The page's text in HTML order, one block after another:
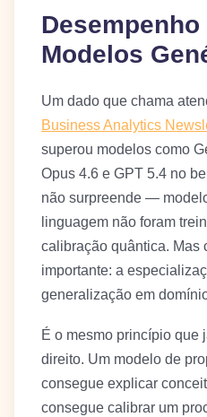
Modelos
Um dado que chama
Business Analytics
superou modelos como
Opus 4.6 e GPT 5.4 no
não surpreende —
linguagem não foram
calibração quântica. Mas
importante: a
generalização em
É o mesmo princípio que
direito. Um modelo de
consegue explicar
consegue calibrar um